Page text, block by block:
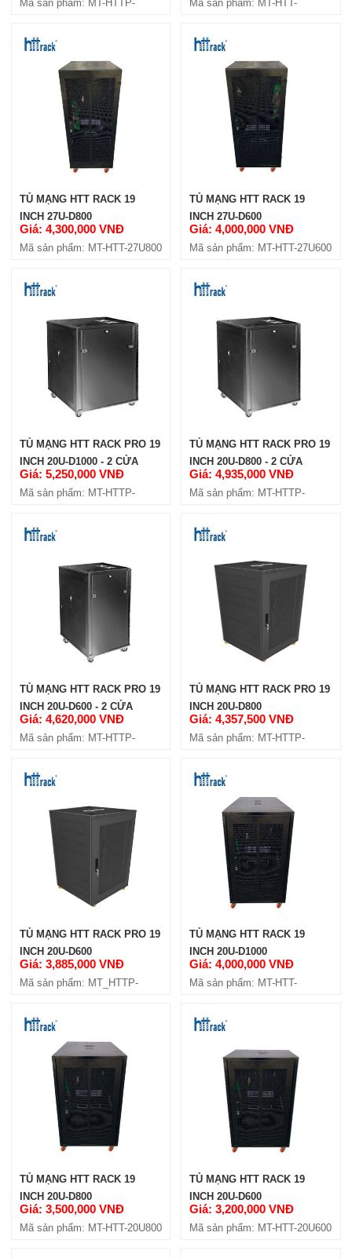
Mã sản phẩm: MT-HTTP-
Mã sản phẩm: MT-HTT-
TỦ MẠNG HTT RACK 19
INCH 27U-D800
Giá: 4,300,000 VNĐ
Mã sản phẩm: MT-HTT-27U800
TỦ MẠNG HTT RACK 19
INCH 27U-D600
Giá: 4,000,000 VNĐ
Mã sản phẩm: MT-HTT-27U600
TỦ MẠNG HTT RACK PRO 19
INCH 20U-D1000 - 2 CỬA
HÔNG
Giá: 5,250,000 VNĐ
Mã sản phẩm: MT-HTTP-
TỦ MẠNG HTT RACK PRO 19
INCH 20U-D800 - 2 CỬA
HÔNG
Giá: 4,935,000 VNĐ
Mã sản phẩm: MT-HTTP-
TỦ MẠNG HTT RACK PRO 19
INCH 20U-D600 - 2 CỬA
HÔNG
Giá: 4,620,000 VNĐ
Mã sản phẩm: MT-HTTP-
TỦ MẠNG HTT RACK PRO 19
INCH 20U-D800
Giá: 4,357,500 VNĐ
Mã sản phẩm: MT-HTTP-
TỦ MẠNG HTT RACK PRO 19
INCH 20U-D600
Giá: 3,885,000 VNĐ
Mã sản phẩm: MT_HTTP-
TỦ MẠNG HTT RACK 19
INCH 20U-D1000
Giá: 4,000,000 VNĐ
Mã sản phẩm: MT-HTT-
TỦ MẠNG HTT RACK 19
INCH 20U-D800
Giá: 3,500,000 VNĐ
Mã sản phẩm: MT-HTT-20U800
TỦ MẠNG HTT RACK 19
INCH 20U-D600
Giá: 3,200,000 VNĐ
Mã sản phẩm: MT-HTT-20U600